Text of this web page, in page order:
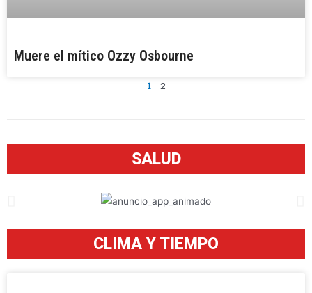
Muere el mítico Ozzy Osbourne
1 2
SALUD
CLIMA Y TIEMPO